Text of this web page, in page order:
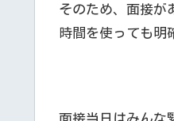
そのため、面接が
時間を使っても明
面接当日はみんな